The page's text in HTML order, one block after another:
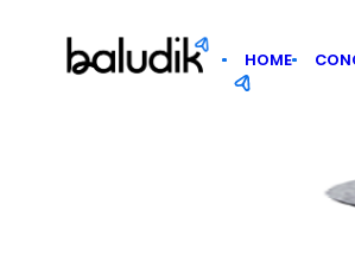
HOME